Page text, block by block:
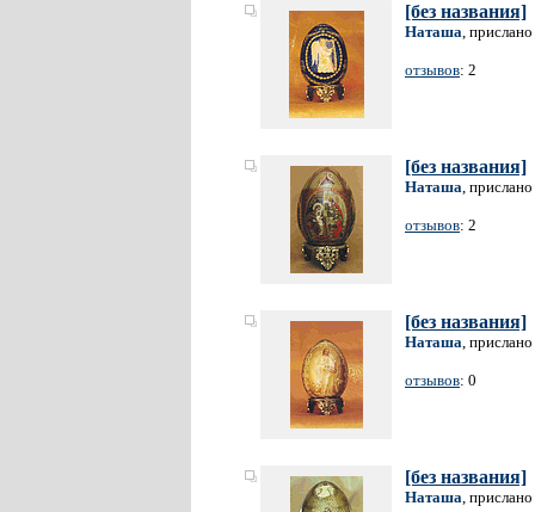
[без названия]
Наташа,
отзывов: 2
[без названия]
Наташа,
отзывов: 2
[без названия]
Наташа,
отзывов: 0
[без названия]
Наташа,